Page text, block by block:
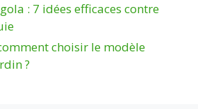
: 7 idées efficaces contre
choisir le modèle
?